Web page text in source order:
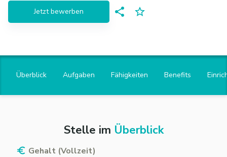
Jetzt bewerben
Überblick Aufgaben Fähigkeiten Benefits
Stelle im Überblick
Gehalt (Vollzeit)